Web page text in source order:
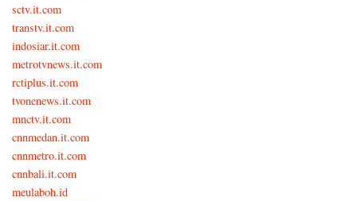
sctv.it.com
transtv.it.com
indosiar.it.com
metrotvnews.it.com
rctiplus.it.com
tvonenews.it.com
mnctv.it.com
cnnmedan.it.com
cnnmetro.it.com
cnnbali.it.com
meulaboh.id